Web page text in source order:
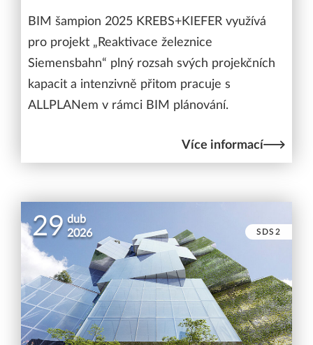
BIM šampion 2025 KREBS+KIEFER využívá
pro projekt „Reaktivace železnice
Siemensbahn“ plný rozsah svých projekčních
kapacit a intenzivně přitom pracuje s
ALLPLANem v rámci BIM plánování.
Více informací
29 dub
2026
SDS2